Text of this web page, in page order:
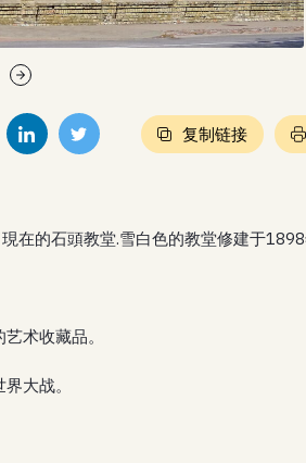
复制链接
在的石頭教堂.雪白色的教堂修建于1898
术收藏品。
大战。